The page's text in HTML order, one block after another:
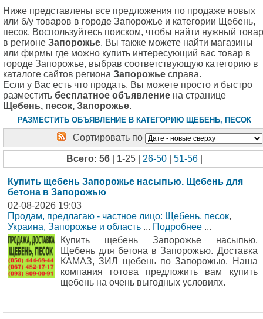
Ниже представлены все предложения по продаже новых
или б/у товаров в городе Запорожье и категории Щебень,
песок. Воспользуйтесь поиском, чтобы найти нужный товар
в регионе Запорожье. Вы также можете найти магазины
или фирмы где можно купить интересующий вас товар в
городе Запорожье, выбрав соответствующую категорию в
каталоге сайтов региона Запорожье справа.
Если у Вас есть что продать, Вы можете просто и быстро
разместить бесплатное объявление на странице
Щебень, песок, Запорожье.
РАЗМЕСТИТЬ ОБЪЯВЛЕНИЕ В КАТЕГОРИЮ ЩЕБЕНЬ, ПЕСОК
Сортировать по
Всего: 56 | 1-25 | 26-50 51-56
Купить щебень Запорожье насыпью. Щебень для
бетона в Запорожью
02-08-2026 19:03
Продам, предлагаю - частное лицо: Щебень, песок,
Украина, Запорожье и область ... Подробнее ...
Купить щебень Запорожье насыпью.
Щебень для бетона в Запорожью. Доставка
КАМАЗ, ЗИЛ щебень по Запорожью. Наша
компания готова предложить вам купить
щебень на очень выгодных условиях.